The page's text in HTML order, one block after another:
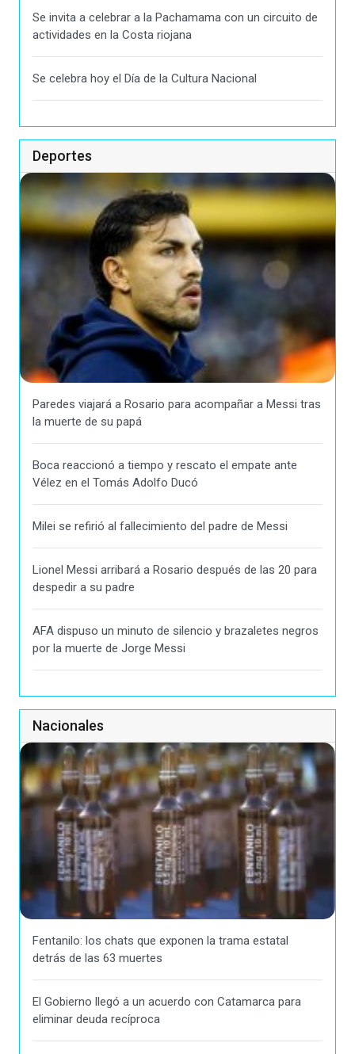
Se invita a celebrar a la Pachamama con un circuito de
actividades en la Costa riojana
Se celebra hoy el Día de la Cultura Nacional
Deportes
Paredes viajará a Rosario para acompañar a Messi tras
la muerte de su papá
Boca reaccionó a tiempo y rescato el empate ante
Vélez en el Tomás Adolfo Ducó
Milei se refirió al fallecimiento del padre de Messi
Lionel Messi arribará a Rosario después de las 20 para
despedir a su padre
AFA dispuso un minuto de silencio y brazaletes negros
por la muerte de Jorge Messi
Nacionales
Fentanilo: los chats que exponen la trama estatal
detrás de las 63 muertes
El Gobierno llegó a un acuerdo con Catamarca para
eliminar deuda recíproca